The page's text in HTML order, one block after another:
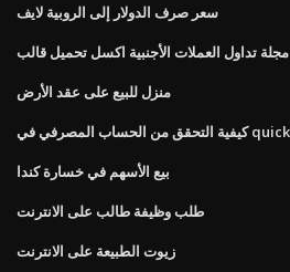
سعر صرف الدولار إلى الروبية لايف
مجلة تداول العملات الأجنبية اكسل تحميل قالب
منزل للبيع على عقد الأرض
بيع الأسهم في خسارة كندا
طلب وظيفة طالب على الانترنت
زيوت الطبيعة على الانترنت